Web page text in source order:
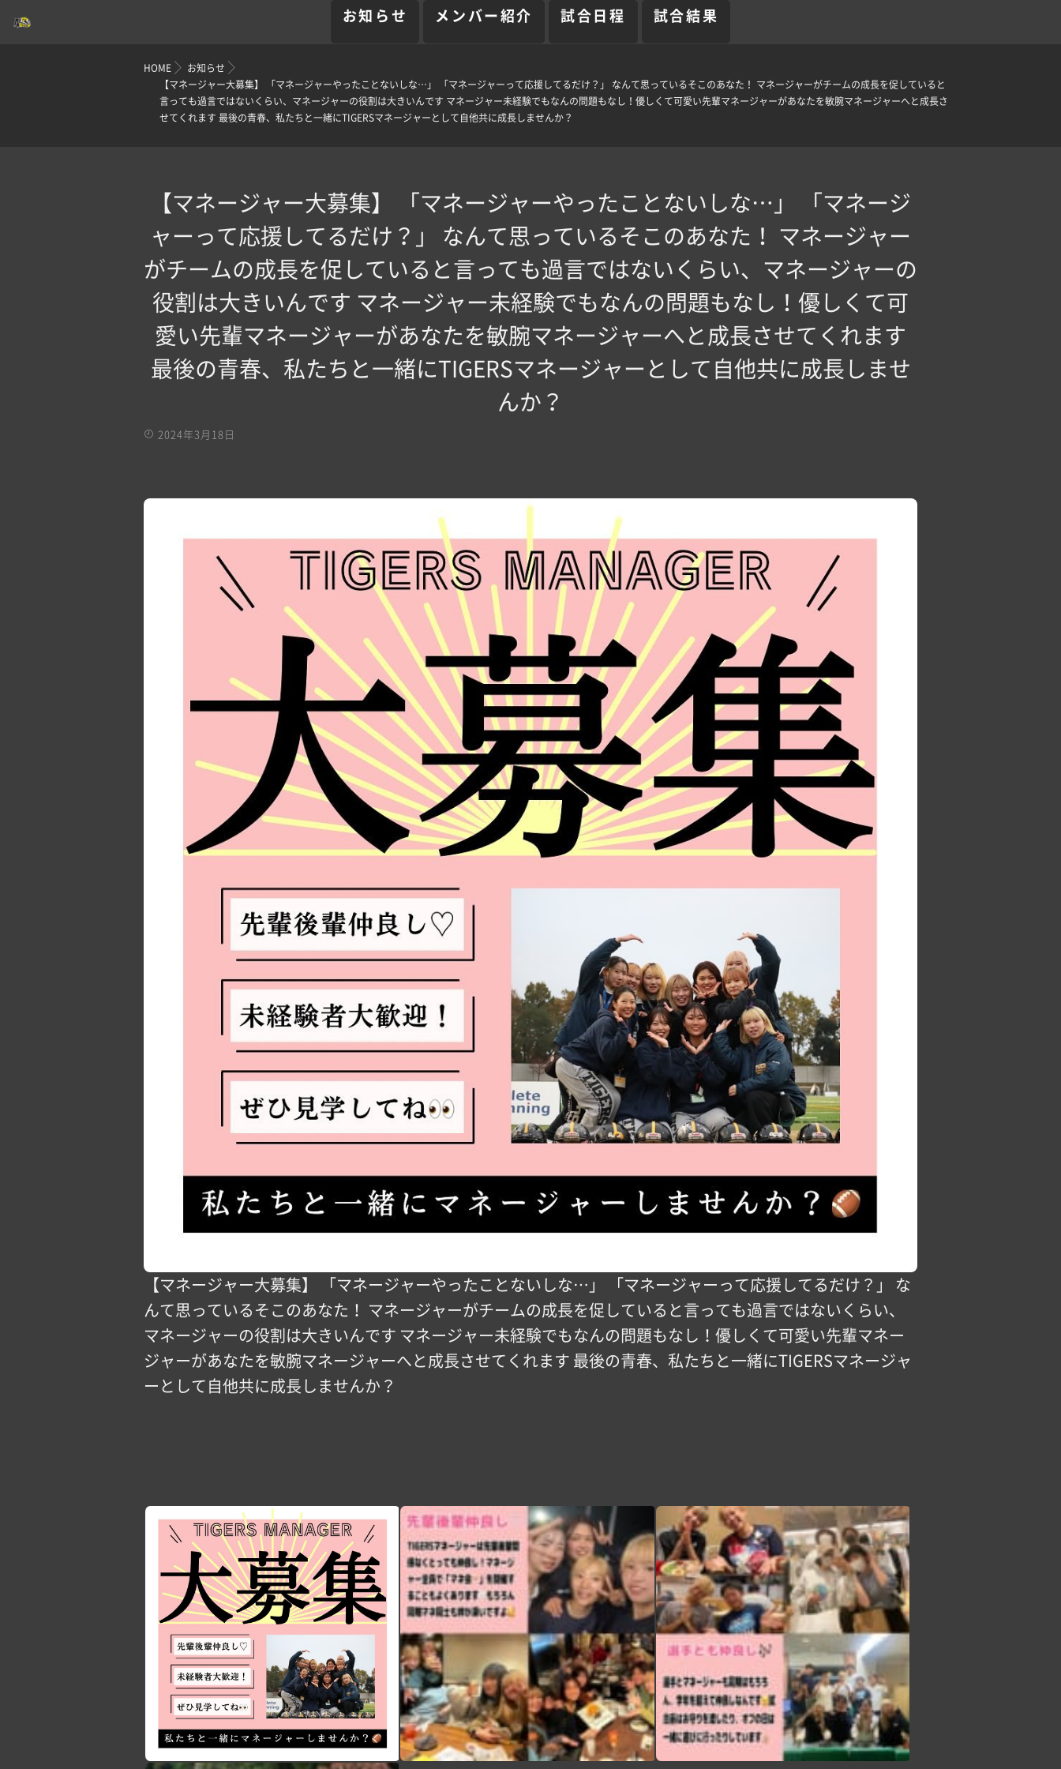
お知らせ メンバー紹介 試合日程 試合結果
HOME
お知らせ
【マネージャー大募集️】 「マネージャーやったことないしな…」 「マネージャーって応援してるだけ？」 なんて思っているそこのあなた！ マネージャーがチームの成長を促していると
言っても過言ではないくらい、マネージャーの役割は大きいんです マネージャー未経験でもなんの問題もなし！優しくて可愛い先輩マネージャーがあなたを敏腕マネージャーへと成長さ
せてくれます 最後の青春、私たちと一緒にTIGERSマネージャーとして自他共に成長しませんか？
【マネージャー大募集️】 「マネージャーやったことないしな…」 「マネージ
ャーって応援してるだけ？」 なんて思っているそこのあなた！ マネージャー
がチームの成長を促していると言っても過言ではないくらい、マネージャーの
役割は大きいんです マネージャー未経験でもなんの問題もなし！優しくて可
愛い先輩マネージャーがあなたを敏腕マネージャーへと成長させてくれます
最後の青春、私たちと一緒にTIGERSマネージャーとして自他共に成長しませ
んか？
2024年3月18日
【マネージャー大募集️】 「マネージャーやったことないしな…」 「マネージャーって応援してるだけ？」 な
んて思っているそこのあなた！ マネージャーがチームの成長を促していると言っても過言ではないくらい、
マネージャーの役割は大きいんです マネージャー未経験でもなんの問題もなし！優しくて可愛い先輩マネー
ジャーがあなたを敏腕マネージャーへと成長させてくれます 最後の青春、私たちと一緒にTIGERSマネージャ
ーとして自他共に成長しませんか？